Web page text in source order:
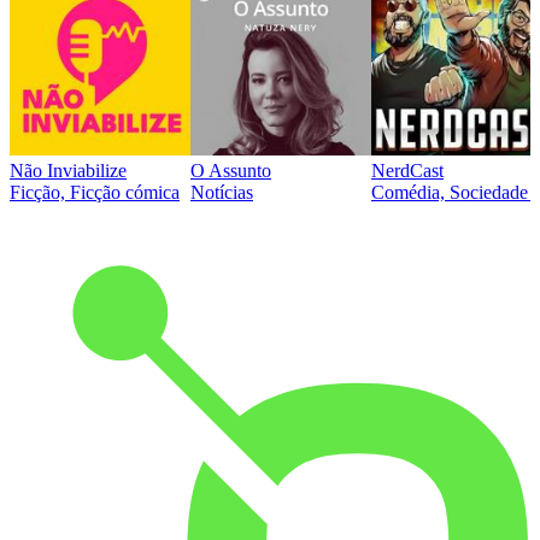
Não Inviabilize
Ficção, Ficção cómica
O Assunto
Notícias
NerdCast
Comédia, Sociedade